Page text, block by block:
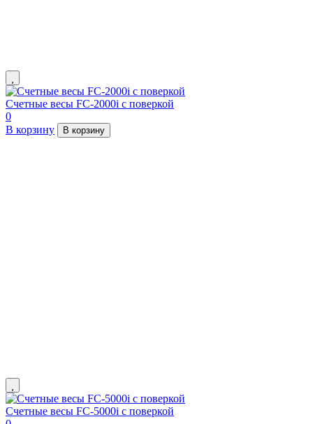
Счетные весы FC-2000i с поверкой
0
В корзину
В корзину
Счетные весы FC-5000i с поверкой